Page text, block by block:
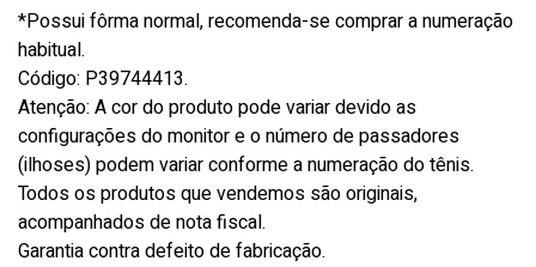
*Possui fôrma normal, recomenda-se comprar a numeração
habitual.
Código: P39744413.
Atenção: A cor do produto pode variar devido as
configurações do monitor e o número de passadores
(ilhoses) podem variar conforme a numeração do tênis.
Todos os produtos que vendemos são originais,
acompanhados de nota fiscal.
Garantia contra defeito de fabricação.